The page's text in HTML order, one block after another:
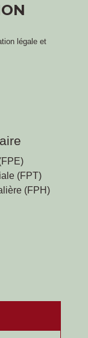
légale et
(FPT)
(FPH)